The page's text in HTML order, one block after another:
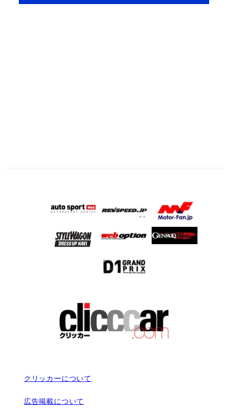
クリッカーについて
広告掲載について